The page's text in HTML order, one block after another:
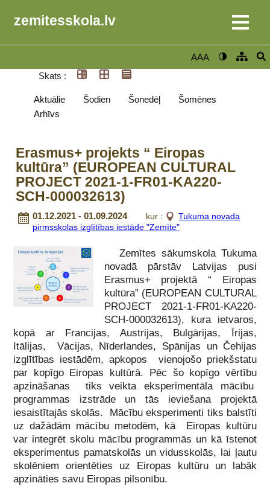
zemitesskola.lv
AAA
Skats :
Aktuālie Šodien Šonedēļ
Šomēnes
Arhīvs
Erasmus+ projekts “ Eiropas
kultūra” (EUROPEAN CULTURAL
PROJECT 2021-1-FR01-KA220-
SCH-000032613)
01.12.2021 - 01.09.2024 kur :
Tukuma novada
pirmsskolas izglītības iestāde "Zemīte"
Zemītes sākumskola Tukuma
novadā pārstāv Latvijas pusi
Erasmus+ projektā “ Eiropas
kultūra” (EUROPEAN CULTURAL
PROJECT 2021-1-FR01-KA220-
SCH-000032613), kura ietvaros,
kopā ar Francijas, Austrijas, Bulgārijas, Īrijas,
Itālijas, Vācijas, Nīderlandes, Spānijas un Čehijas
izglītības iestādēm, apkopos vienojošo priekšstatu
par kopīgo Eiropas kultūrā. Pēc šo kopīgo vērtību
apzināšanas tiks veikta eksperimentāla mācību
programmas izstrāde un tās ieviešana projektā
iesaistītajās skolās. Mācību eksperimenti tiks balstīti
uz dažādām mācību metodēm, kā Eiropas kultūru
var integrēt skolu mācību programmās un kā īstenot
eksperimentus pamatskolās un vidusskolās, lai ļautu
skolēniem orientēties uz Eiropas kultūru un labāk
apzināties savu Eiropas pilsonību.